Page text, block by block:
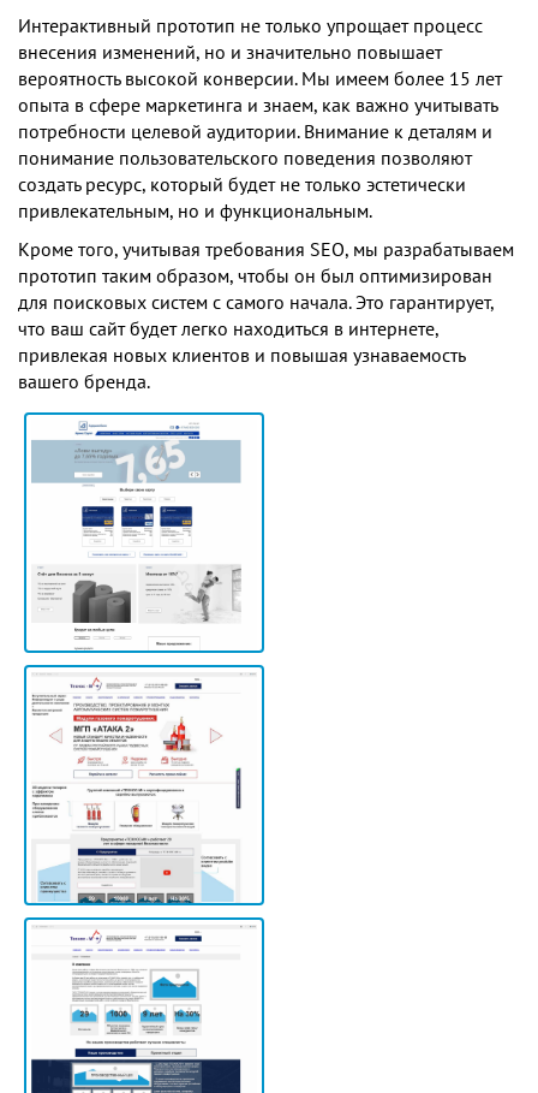
Интерактивный прототип не только упрощает процесс
внесения изменений, но и значительно повышает
вероятность высокой конверсии. Мы имеем более 15 лет
опыта в сфере маркетинга и знаем, как важно учитывать
потребности целевой аудитории. Внимание к деталям и
понимание пользовательского поведения позволяют
создать ресурс, который будет не только эстетически
привлекательным, но и функциональным.
Кроме того, учитывая требования SEO, мы разрабатываем
прототип таким образом, чтобы он был оптимизирован
для поисковых систем с самого начала. Это гарантирует,
что ваш сайт будет легко находиться в интернете,
привлекая новых клиентов и повышая узнаваемость
вашего бренда.